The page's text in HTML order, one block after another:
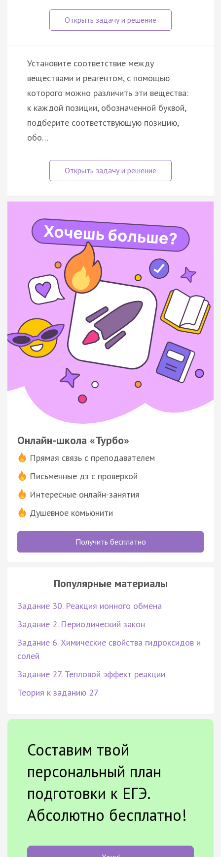
Установите соответствие между
веществами и реагентом, с помощью
которого можно различить эти вещества:
к каждой позиции, обозначенной буквой,
подберите соответствующую позицию,
обо…
Онлайн-школа «Турбо»
Прямая связь с преподавателем
Письменные дз с проверкой
Интересные онлайн-занятия
Душевное комьюнити
Получить бесплатно
Популярные материалы
Задание 30. Реакция ионного обмена
Задание 2. Периодический закон
Задание 6. Химические свойства гидроксидов и
солей
Задание 27. Тепловой эффект реакции
Теория к заданию 27
Составим твой
персональный план
подготовки к ЕГЭ.
Абсолютно бесплатно!